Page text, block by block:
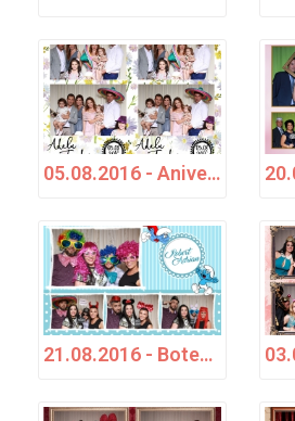
05.08.2016 - Aniversare - Adela Teodora
21.08.2016 - Botez - Robert Adrian